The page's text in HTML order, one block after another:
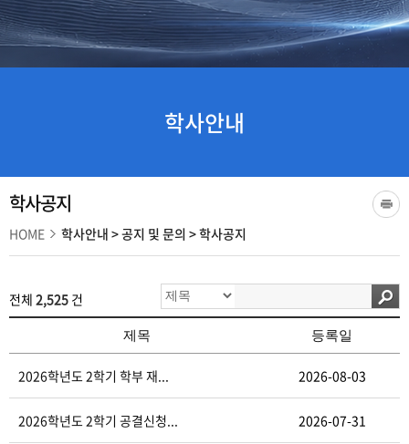
학사안내
학사공지
HOME 학사안내 >공지 및 문의 >학사공지
전체 2,525 건
제목 등록일
2026학년도 2학기 학부 재... 2026-08-03
2026학년도 2학기 공결신청... 2026-07-31